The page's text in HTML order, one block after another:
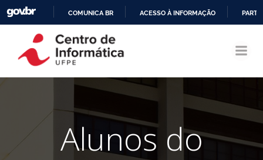
CONTEÚDO
COMUNICA BR ACESSO À INFORMAÇÃO
Alunos do